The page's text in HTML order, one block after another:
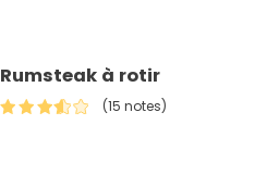
Rumsteak à rotir
(15 notes)